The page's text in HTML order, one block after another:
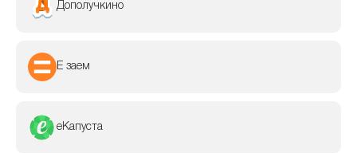
Дополучкино
Е заем
еКапуста